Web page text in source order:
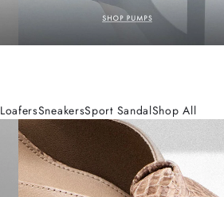
LoafersSneakersSport SandalShop All